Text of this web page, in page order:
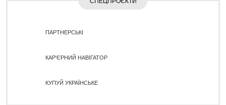
ПАРТНЕРСЬКІ
КАР'ЄРНИЙ НАВІГАТОР
КУПУЙ УКРАЇНСЬКЕ